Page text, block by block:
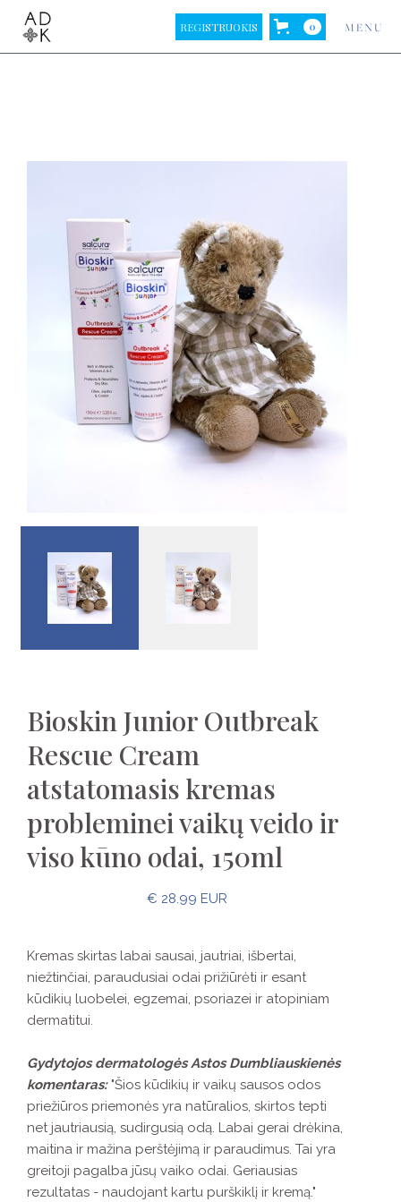
REGISTRUOKIS 0 MENU
Bioskin Junior Outbreak
Rescue Cream
atstatomasis kremas
probleminei vaikų veido ir
viso kūno odai, 150ml
€ 28.99 EUR
Kremas skirtas labai sausai, jautriai, išbertai,
niežtinčiai, paraudusiai odai prižiūrėti ir esant
kūdikių luobelei, egzemai, psoriazei ir atopiniam
dermatitui.
Gydytojos dermatologės Astos Dumbliauskienės
komentaras:"Šios kūdikių ir vaikų sausos odos
priežiūros priemonės yra natūralios, skirtos tepti
net jautriausią, sudirgusią odą. Labai gerai drėkina,
maitina ir mažina perštėjimą ir paraudimus. Tai yra
greitoji pagalba jūsų vaiko odai. Geriausias
rezultatas - naudojant kartu purškiklį ir kremą."